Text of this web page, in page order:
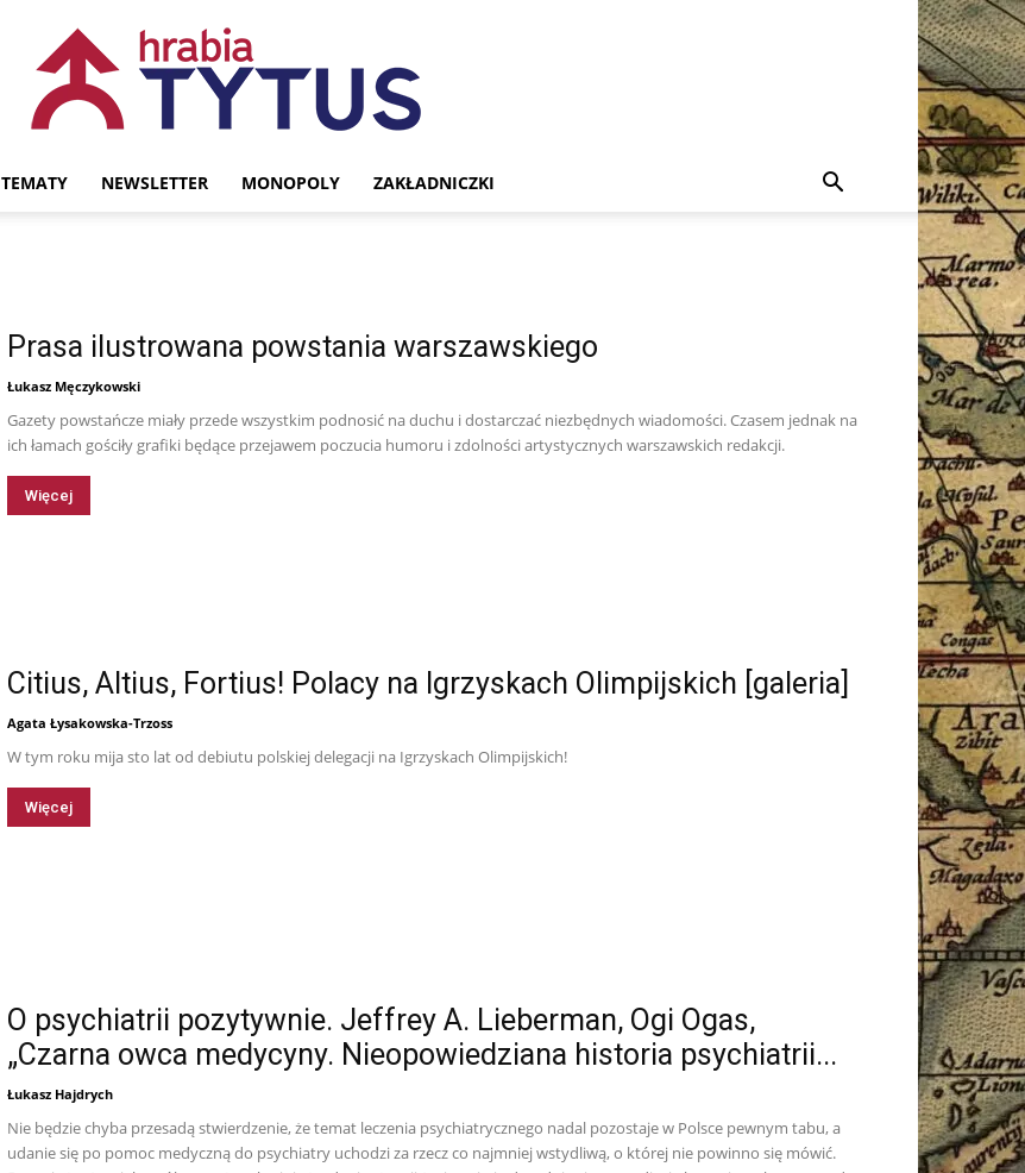
historyczny
Tytus
TEMATY NEWSLETTER MONOPOLY ZAKŁADNICZKI
Prasa ilustrowana powstania warszawskiego
Łukasz Męczykowski
Gazety powstańcze miały przede wszystkim podnosić na duchu i dostarczać niezbędnych wiadomości. Czasem jednak na
ich łamach gościły grafiki będące przejawem poczucia humoru i zdolności artystycznych warszawskich redakcji.
Więcej
Citius, Altius, Fortius! Polacy na Igrzyskach Olimpijskich [galeria]
Agata Łysakowska-Trzoss
W tym roku mija sto lat od debiutu polskiej delegacji na Igrzyskach Olimpijskich!
Więcej
O psychiatrii pozytywnie. Jeffrey A. Lieberman, Ogi Ogas,
„Czarna owca medycyny. Nieopowiedziana historia psychiatrii...
Łukasz Hajdrych
Nie będzie chyba przesadą stwierdzenie, że temat leczenia psychiatrycznego nadal pozostaje w Polsce pewnym tabu, a
udanie się po pomoc medyczną do psychiatry uchodzi za rzecz co najmniej wstydliwą, o której nie powinno się mówić.